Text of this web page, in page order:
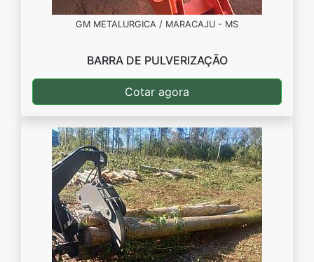
GM METALURGICA / MARACAJU - MS
BARRA DE PULVERIZAÇÃO
Cotar agora